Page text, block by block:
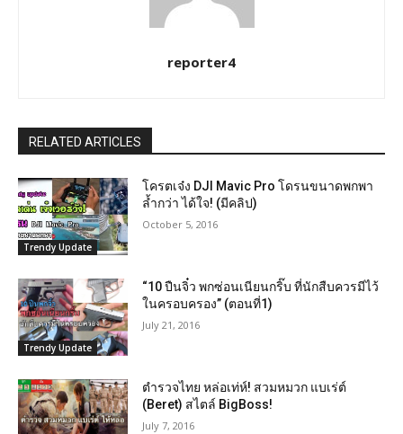
reporter4
RELATED ARTICLES
Trendy Update
โครตเจ๋ง DJI Mavic Pro โดรนขนาดพกพา
ล้ำกว่า ได้ใจ! (มีคลิป)
October 5, 2016
Trendy Update
“10 ปืนจิ๋ว พกซ่อนเนียนกริ๊บ ที่นักสืบควรมีไว้
ในครอบครอง” (ตอนที่1)
July 21, 2016
ตำรวจไทย หล่อเท่ห์! สวมหมวก แบเร่ต์
(Beret) สไตล์ BigBoss!
July 7, 2016